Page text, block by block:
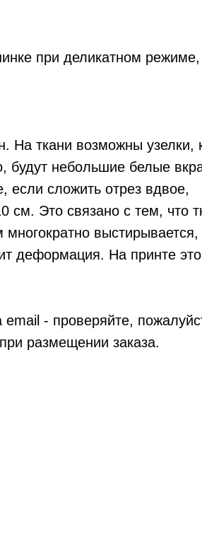
при деликатном режиме,
На ткани возможны узелки,
будут небольшие белые
если сложить отрез вдвое,
см. Это связано с тем, что
выстирывается,
деформация. На принте
- проверяйте,
размещении заказа.